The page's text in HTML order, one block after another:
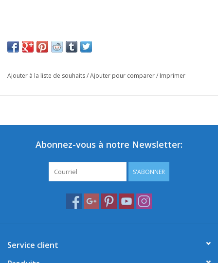
Ajouter à la liste de souhaits/Ajouter pour comparer/ Imprimer
Abonnez-vous à notre Newsletter:
S'ABONNER
Service client